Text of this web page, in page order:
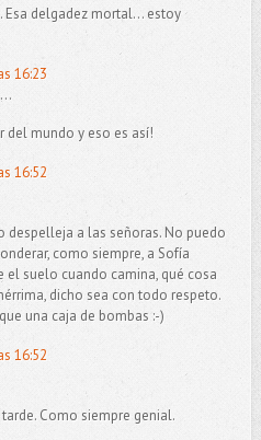
delgadez mortal... estoy
16:23
del mundo y eso es así!
16:52
despelleja a las señoras. No puedo
como siempre, a Sofía
el suelo cuando camina, qué cosa
dicho sea con todo respeto.
una caja de bombas :-)
16:52
Como siempre genial.